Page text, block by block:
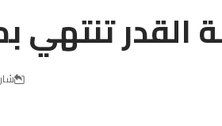
القدر تنتهي